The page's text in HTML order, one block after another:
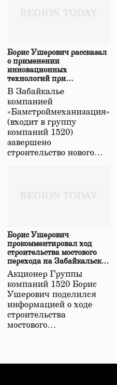
Борис Ушерович рассказал
о применении
инновационных
технологий при
строительстве нового моста
в Забайкалье
В Забайкалье
компанией
«Бамстроймеханизация»
(входит в группу
компаний 1520)
завершено
строительство нового…
Борис Ушерович
прокомментировал ход
строительства мостового
перехода на Забайкальской
железной дороге
Акционер Группы
компаний 1520 Борис
Ушерович поделился
информацией о ходе
строительства
мостового…